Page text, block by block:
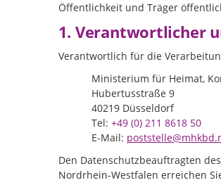
Öffentlichkeit und Träger
1. Verantwortlicher
Verantwortlich für die
Ministerium für Heimat,
Hubertusstraße 9
40219 Düsseldorf
Tel: +49 (0) 211 8618 50
E-Mail:
Den Datenschutzbeauftragten
Nordrhein-Westfalen erreichen